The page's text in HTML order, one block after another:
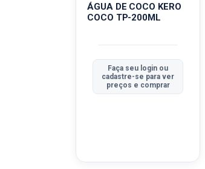
ÁGUA DE COCO KERO
COCO TP-200ML
Faça seu login ou
cadastre-se para ver
preços e comprar